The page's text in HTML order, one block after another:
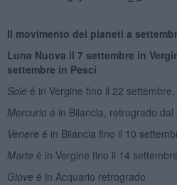
Il movimento dei pianeti a
Luna Nuova il 7 settembre in
settembre in Pesci
Sole é in Vergine fino il 22
Mercurio é in Bilancia, retrogrado
Venere é in Bilancia fino il 10
Marte é in Vergine fino il 14
Giove é in Acquario retrogrado